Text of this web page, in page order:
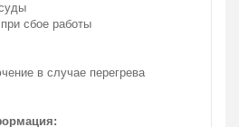
сбое работы
в случае перегрева